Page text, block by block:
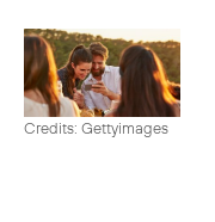
Credits: Gettyimages